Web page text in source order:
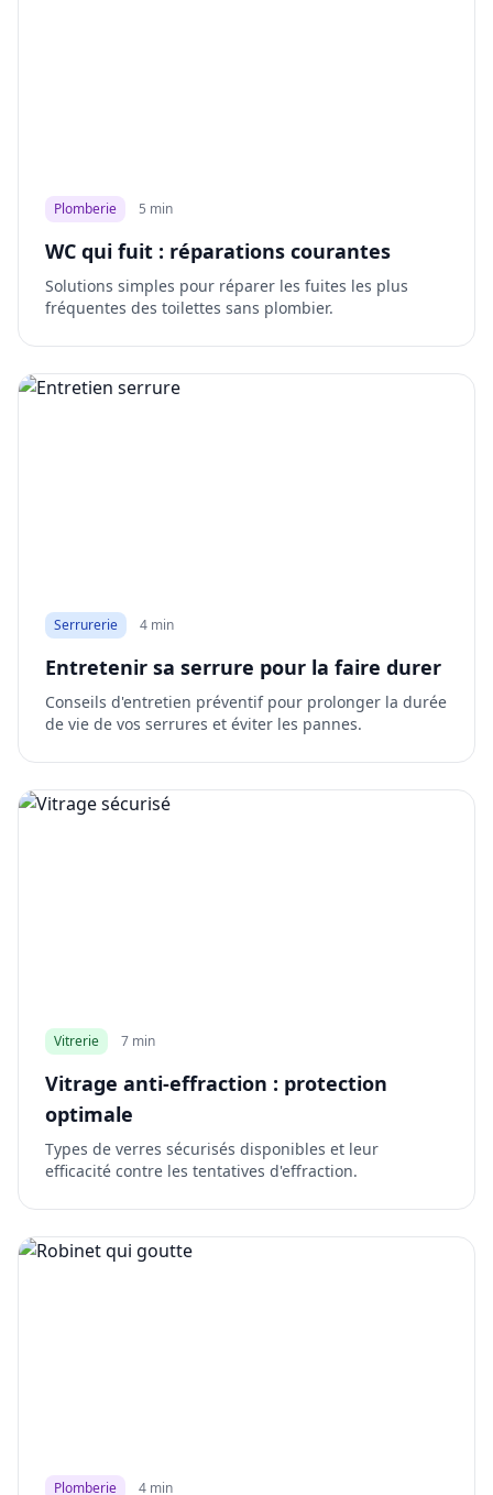
Plomberie 5 min
WC qui fuit : réparations courantes
Solutions simples pour réparer les fuites les plus
fréquentes des toilettes sans plombier.
Serrurerie 4 min
Entretenir sa serrure pour la faire durer
Conseils d'entretien préventif pour prolonger la durée
de vie de vos serrures et éviter les pannes.
Vitrerie 7 min
Vitrage anti-effraction : protection
optimale
Types de verres sécurisés disponibles et leur
efficacité contre les tentatives d'effraction.
Plomberie 4 min